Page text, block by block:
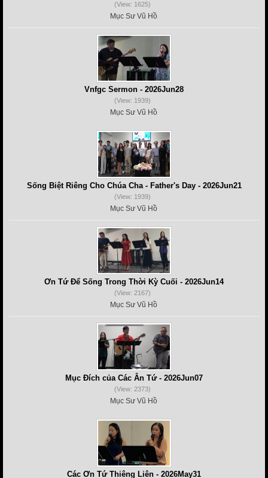
(View: 1625)
Mục Sư Vũ Hồ
Vnfgc Sermon - 2026Jun28
(View: 1939)
Mục Sư Vũ Hồ
Sống Biệt Riêng Cho Chúa Cha - Father's Day - 2026Jun21
(View: 1939)
Mục Sư Vũ Hồ
Ơn Tứ Để Sống Trong Thời Kỳ Cuối - 2026Jun14
(View: 2167)
Mục Sư Vũ Hồ
Mục Đích của Các Ân Tứ - 2026Jun07
(View: 2373)
Mục Sư Vũ Hồ
Các Ơn Tứ Thiêng Liên - 2026May31